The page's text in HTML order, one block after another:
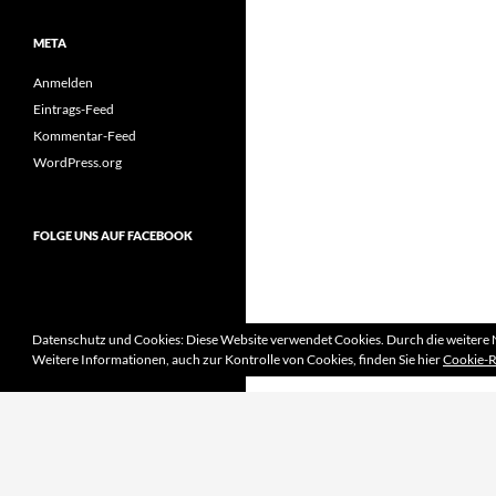
META
Anmelden
Eintrags-Feed
Kommentar-Feed
WordPress.org
FOLGE UNS AUF FACEBOOK
Datenschutz und Cookies: Diese Website verwendet Cookies. Durch die
Weitere Informationen, auch zur Kontrolle von Cookies, finden Sie hierCookie-